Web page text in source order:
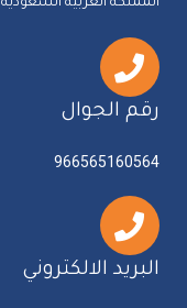
المملكه العربيه السعوديه
رقم الجوال
966565160564
البريد الالكتروني